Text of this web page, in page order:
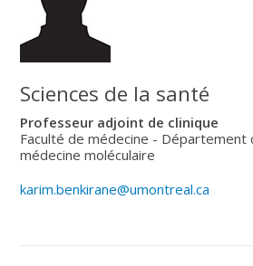
Sciences de la santé
Professeur adjoint de clinique
Faculté de médecine - Département
médecine moléculaire
karim.benkirane@umontreal.ca